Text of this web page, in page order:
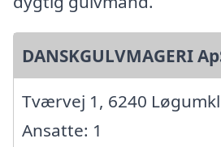
DANSKGULVMAGERI
Tværvej 1, 6240
Ansatte: 1